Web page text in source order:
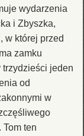
wydarzenia
i Zbyszka,
w której przed
zamku
trzydzieści jeden
od
w
ten